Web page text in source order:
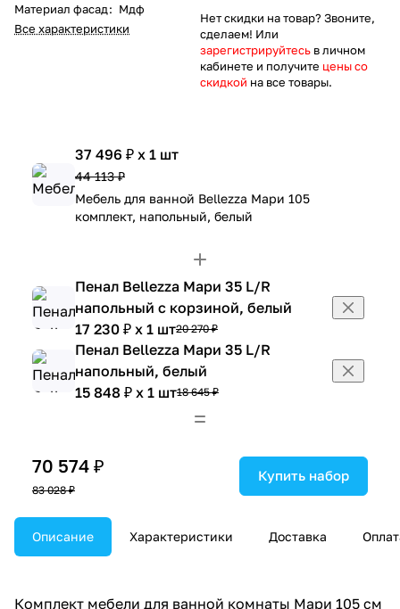
Материал фасад: Мдф
Все характеристики
Нет скидки на товар? Звоните,
сделаем! Или
зарегистрируйтесь в личном
кабинете и получите цены со
скидкой на все товары.
37 496 ₽ x 1 шт
44 113 ₽
Мебель для ванной Bellezza Мари 105
комплект, напольный, белый
Пенал Bellezza Мари 35 L/R
напольный с корзиной, белый
17 230 ₽ x 1 шт20 270 ₽
Пенал Bellezza Мари 35 L/R
напольный, белый
15 848 ₽ x 1 шт18 645 ₽
70 574 ₽
83 028 ₽
Купить набор
Описание Характеристики Доставка
Комплект мебели для ванной комнаты Мари 105 см